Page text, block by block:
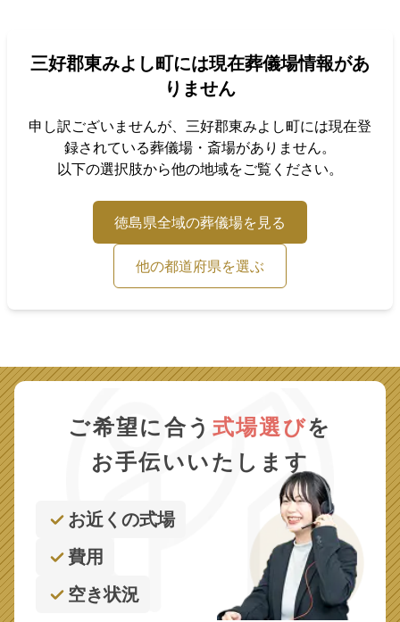
三好郡東みよし町には現在葬儀場情報があ
りません
申し訳ございませんが、 三好郡東みよし町には現在登
録されている葬儀場・斎場がありません。
以下の選択肢から他の地域をご覧ください。
徳島県全域の葬儀場を見る
他の都道府県を選ぶ
ご希望に合う 式場選びを
お手伝いいたします
お近くの式場
費用
空き状況